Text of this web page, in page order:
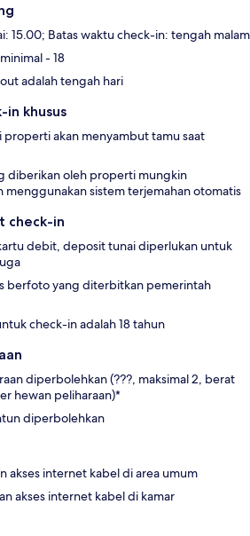
15.00; Batas waktu check-in: tengah malam
- 18
adalah tengah hari
in khusus
properti akan menyambut tamu saat
diberikan oleh properti mungkin
menggunakan sistem terjemahan otomatis
check-in
debit, deposit tunai diperlukan untuk
berfoto yang diterbitkan pemerintah
check-in adalah 18 tahun
diperbolehkan (???, maksimal 2, berat
hewan peliharaan)*
diperbolehkan
akses internet kabel di area umum
akses internet kabel di kamar